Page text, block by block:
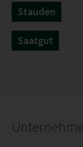
Stauden
Saatgut